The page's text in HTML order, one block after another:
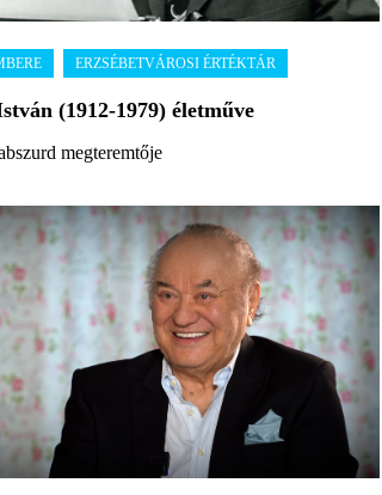
(1912-1979) életműve
megteremtője